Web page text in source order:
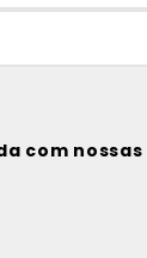
com nossas